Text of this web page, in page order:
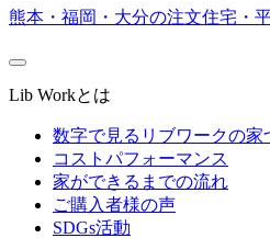
熊本・福岡・大分の注文住宅・
Lib Workとは
数字で見るリブワークの家
コストパフォーマンス
家ができるまでの流れ
ご購入者様の声
SDGs活動